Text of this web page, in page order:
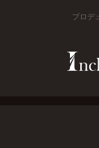
プロデ